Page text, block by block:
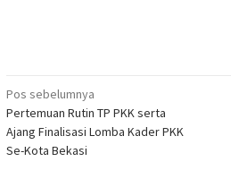
Navigasi
pos
Pos sebelumnya
Pertemuan Rutin TP PKK serta
Ajang Finalisasi Lomba Kader PKK
Se-Kota Bekasi